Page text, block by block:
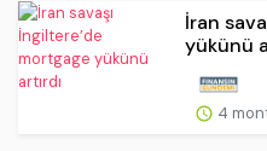
İran
yükünü
4